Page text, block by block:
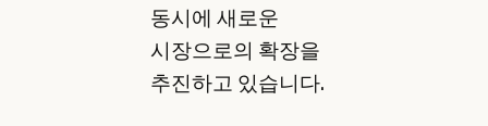
동시에 새로운
시장으로의 확장을
추진하고 있습니다.